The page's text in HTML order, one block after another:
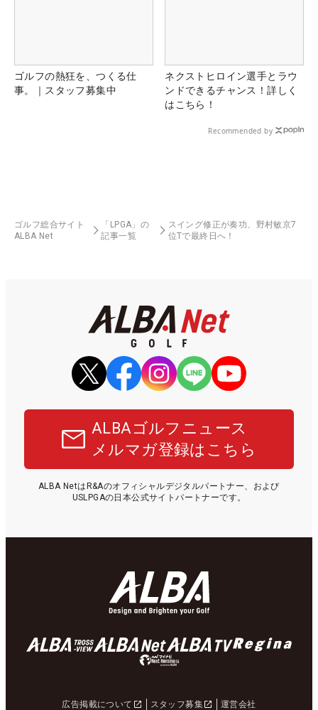
ゴルフの熱狂を、つくる仕
事。｜スタッフ募集中
ネクストヒロイン選手とラウ
ンドできるチャンス！詳しく
はこちら！
Recommended by
ゴルフ総合サイト
ALBA Net
「LPGA」の
記事一覧
スイング修正が奏功、野村敏京7
位Tで最終日へ！
ALBAゴルフニュース
メルマガ登録はこちら
ALBA NetはR&Aのオフィシャルデジタルパートナー、および
USLPGAの日本公式サイトパートナーです。
広告掲載について スタッフ募集 運営会社